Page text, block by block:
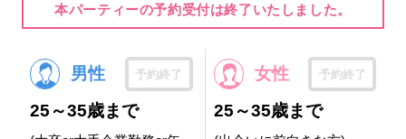
本パーティーの予約受付は終了いたしました。
男性 予約終了
25～35歳まで
女性 予約終了
25～35歳まで